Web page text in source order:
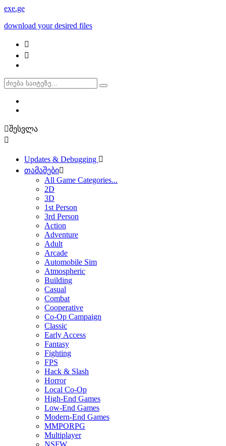
exe.ge
download your desired files
შესვლა
Updates & Debugging
თამაშები
All Game Categories...
2D
3D
1st Person
3rd Person
Action
Adventure
Adult
Arcade
Automobile Sim
Atmospheric
Building
Casual
Combat
Cooperative
Co-Op Campaign
Classic
Early Access
Fantasy
Fighting
FPS
Hack & Slash
Horror
Local Co-Op
High-End Games
Low-End Games
Modern-End Games
MMPORPG
Multiplayer
NSFW